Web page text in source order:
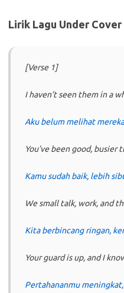
Lirik Lagu Under
[Verse 1]
I haven’t seen them in a
Aku belum melihat
You’ve been good, busier
Kamu sudah baik, lebih
We small talk, work, and
Kita berbincang ringan,
Your guard is up, and I
Pertahananmu